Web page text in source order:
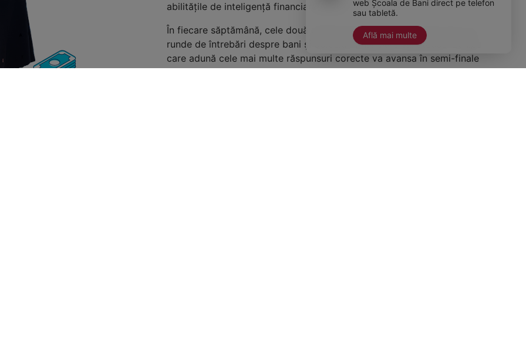
abilitățile de inteligență financiară!
În fiecare săptămână, cele două echipe participante vor trece prin trei
runde de întrebări despre bani și obiceiuri financiare sănătoase. Echipa
care adună cele mai multe răspunsuri corecte va avansa în semi-finale
și va avea mai multe șanse la premiul cel mare!
web Școala de Bani direct pe telefon
sau tabletă.
Află mai multe